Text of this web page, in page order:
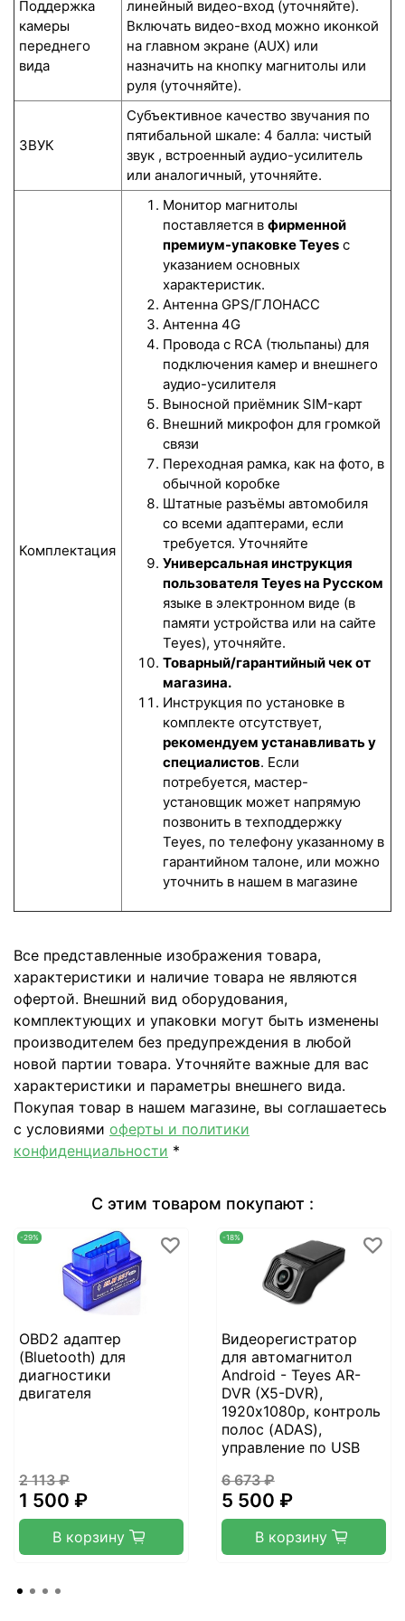
Поддержка
камеры
переднего
вида
линейный видео-вход (уточняйте).
Включать видео-вход можно иконкой
на главном экране (AUX) или
назначить на кнопку магнитолы или
руля (уточняйте).
ЗВУК
Субъективное качество звучания по
пятибальной шкале: 4 балла: чистый
звук , встроенный аудио-усилитель
или аналогичный, уточняйте.
Комплектация
Монитор магнитолы
поставляется в фирменной
премиум-упаковке Teyes с
указанием основных
характеристик.
Антенна GPS/ГЛОНАСС
Антенна 4G
Провода с RCA (тюльпаны) для
подключения камер и внешнего
аудио-усилителя
Выносной приёмник SIM-карт
Внешний микрофон для громкой
связи
Переходная рамка, как на фото, в
обычной коробке
Штатные разъёмы автомобиля
со всеми адаптерами, если
требуется. Уточняйте
Универсальная инструкция
пользователя Teyes на Русском
языке в электронном виде (в
памяти устройства или на сайте
Teyes), уточняйте.
Товарный/гарантийный чек от
магазина.
Инструкция по установке в
комплекте отсутствует,
рекомендуем устанавливать у
специалистов. Если
потребуется, мастер-
установщик может напрямую
позвонить в техподдержку
Teyes, по телефону указанному в
гарантийном талоне, или можно
уточнить в нашем в магазине
Все представленные изображения товара,
характеристики и наличие товара не являются
офертой. Внешний вид оборудования,
комплектующих и упаковки могут быть изменены
производителем без предупреждения в любой
новой партии товара. Уточняйте важные для вас
характеристики и параметры внешнего вида.
Покупая товар в нашем магазине, вы соглашаетесь
с условиями оферты и политики
конфиденциальности *
С этим товаром покупают :
-29%
OBD2 адаптер
(Bluetooth) для
диагностики
двигателя
2 113 ₽
1 500 ₽
В корзину
-18%
Видеорегистратор
для автомагнитол
Android - Teyes AR-
DVR (X5-DVR),
1920х1080p, контроль
полос (ADAS),
управление по USB
6 673 ₽
5 500 ₽
В корзину